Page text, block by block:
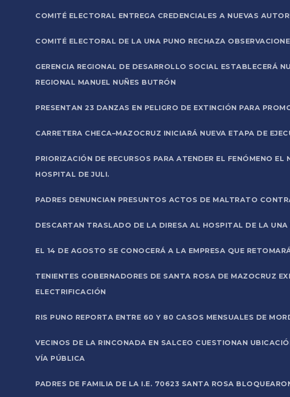
COMITÉ ELECTORAL ENTREGA CREDENCIALES A NUEVAS
COMITÉ ELECTORAL DE LA UNA PUNO RECHAZA
GERENCIA REGIONAL DE DESARROLLO SOCIAL ESTABLECERÁ
REGIONAL MANUEL NUÑES BUTRÓN
PRESENTAN 23 DANZAS EN PELIGRO DE EXTINCIÓN PARA
CARRETERA CHECA–MAZOCRUZ INICIARÁ NUEVA ETAPA DE
PRIORIZACIÓN DE RECURSOS PARA ATENDER EL FENÓMENO
HOSPITAL DE JULI.
PADRES DENUNCIAN PRESUNTOS ACTOS DE MALTRATO
DESCARTAN TRASLADO DE LA DIRESA AL HOSPITAL DE LA
EL 14 DE AGOSTO SE CONOCERÁ A LA EMPRESA QUE
TENIENTES GOBERNADORES DE SANTA ROSA DE MAZOCRUZ
ELECTRIFICACIÓN
RIS PUNO REPORTA ENTRE 60 Y 80 CASOS MENSUALES DE
VECINOS DE LA RINCONADA EN SALCEO CUESTIONAN
VÍA PÚBLICA
PADRES DE FAMILIA DE LA I.E. 70623 SANTA ROSA